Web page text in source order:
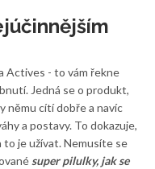
Actives - to vám řekne
Jedná se o produkt,
němu cítí dobře a navíc
a postavy. To dokazuje,
je užívat. Nemusíte se
super pilulky, jak se